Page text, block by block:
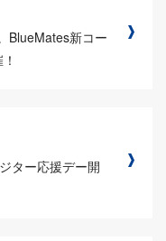
BlueMates新コー
ター応援デー開